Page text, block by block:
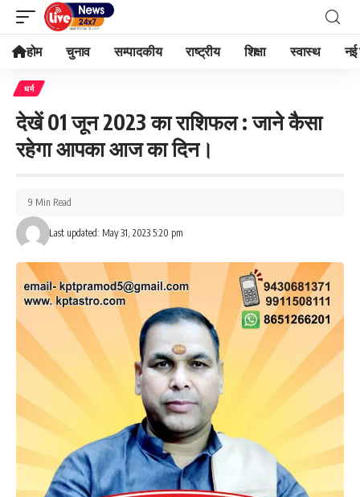
होम चुनाव सम्पादकीय राष्ट्रीय शिक्षा स्वास्थ नई
धर्म
देखें 01 जून 2023 का राशिफल : जाने कैसा
रहेगा आपका आज का दिन।
Last updated: May 31, 2023 5:20 pm
9 Min Read